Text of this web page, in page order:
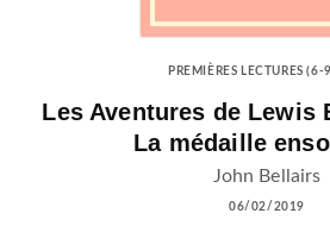
PREMIÈRES LECTURES (6-
Les Aventures de Lewis
La médaille
John Bellairs
06/02/2019